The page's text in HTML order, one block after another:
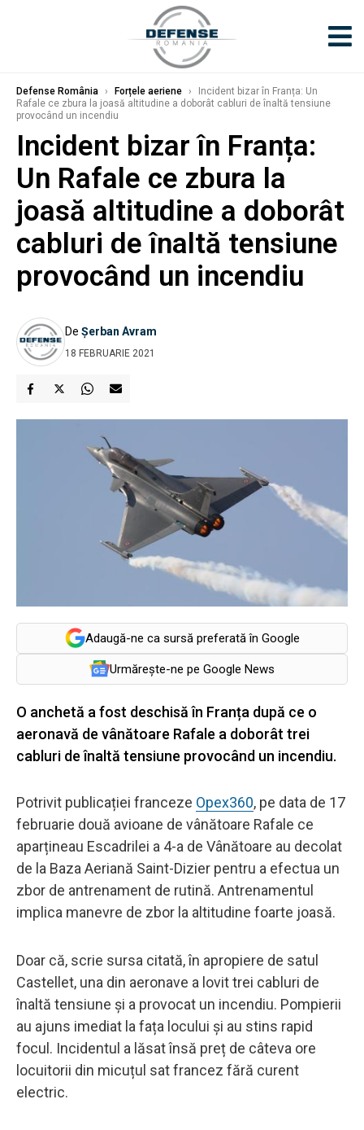
Defense România › Forțele aeriene ›
Incident bizar în Franța: Un
Rafale ce zbura la joasă altitudine a doborât cabluri de înaltă tensiune
provocând un incendiu
Incident bizar în Franța:
Un Rafale ce zbura la
joasă altitudine a doborât
cabluri de înaltă tensiune
provocând un incendiu
De Șerban Avram
18 FEBRUARIE 2021
Adaugă-ne ca sursă preferată în Google
Urmărește-ne pe Google News
O anchetă a fost deschisă în Franța după ce o
aeronavă de vânătoare Rafale a doborât trei
cabluri de înaltă tensiune provocând un incendiu.
Potrivit publicației franceze Opex360, pe data de 17
februarie două avioane de vânătoare Rafale ce
aparțineau Escadrilei a 4-a de Vânătoare au decolat
de la Baza Aeriană Saint-Dizier pentru a efectua un
zbor de antrenament de rutină. Antrenamentul
implica manevre de zbor la altitudine foarte joasă.
Doar că, scrie sursa citată, în apropiere de satul
Castellet, una din aeronave a lovit trei cabluri de
înaltă tensiune și a provocat un incendiu. Pompierii
au ajuns imediat la fața locului și au stins rapid
focul. Incidentul a lăsat însă preț de câteva ore
locuitorii din micuțul sat francez fără curent
electric.